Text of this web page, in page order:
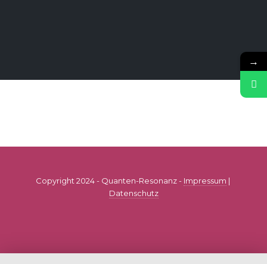
Copyright 2024 - Quanten-Resonanz - Impressum |
Datenschutz
→